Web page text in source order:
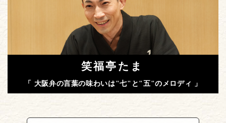
笑福亭たま
「 大阪弁の言葉の味わいは"七"と"五"のメロディ 」